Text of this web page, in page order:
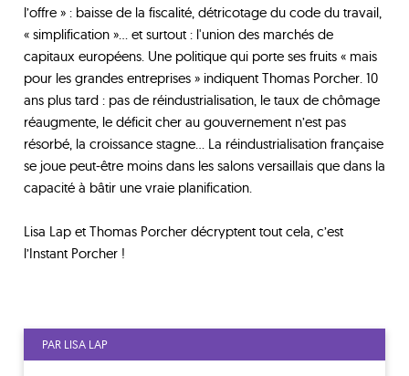
l’offre » : baisse de la fiscalité, détricotage du code du travail,
« simplification »… et surtout : l'union des marchés de
capitaux européens. Une politique qui porte ses fruits « mais
pour les grandes entreprises » indiquent Thomas Porcher. 10
ans plus tard : pas de réindustrialisation, le taux de chômage
réaugmente, le déficit cher au gouvernement n’est pas
résorbé, la croissance stagne… La réindustrialisation française
se joue peut-être moins dans les salons versaillais que dans la
capacité à bâtir une vraie planification.
Lisa Lap et Thomas Porcher décryptent tout cela, c’est
l’Instant Porcher !
PAR LISA LAP